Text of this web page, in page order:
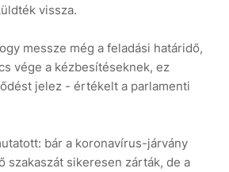
vissza.
messze még a feladási határidő,
vége a kézbesítéseknek, ez
jelez - értékelt a parlamenti
bár a koronavírus-járvány
szakaszát sikeresen zárták, de a